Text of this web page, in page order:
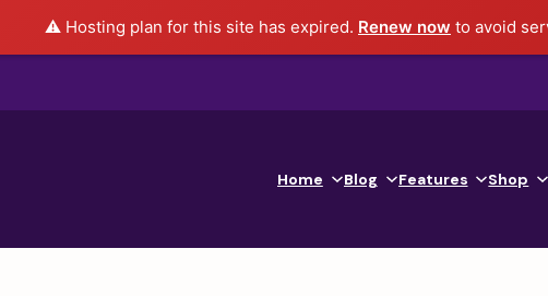
⚠️ Hosting plan for this site has expired. Renew now to avoid
Home Blog Features Shop